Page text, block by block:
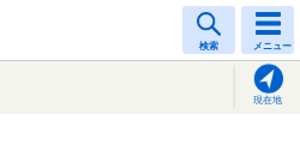
検索 メニュー
現在地